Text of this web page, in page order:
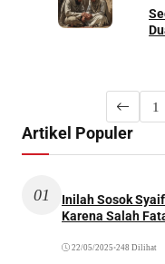
1
Artikel Populer
01
Inilah Sosok
Karena Salah
22/05/2025 •248 Dilihat